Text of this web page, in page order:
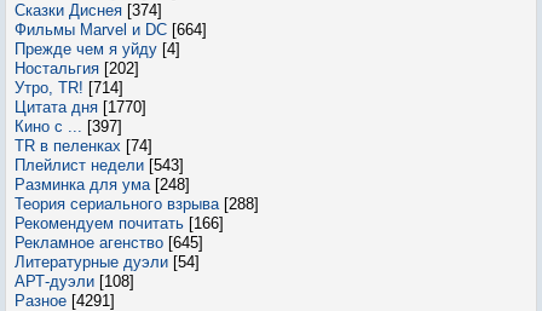
Сказки Диснея [374]
Фильмы Marvel и DC [664]
Прежде чем я уйду [4]
Ностальгия [202]
Утро, TR! [714]
Цитата дня [1770]
Кино с ... [397]
TR в пеленках [74]
Плейлист недели [543]
Разминка для ума [248]
Теория сериального взрыва [288]
Рекомендуем почитать [166]
Рекламное агенство [645]
Литературные дуэли [54]
АРТ-дуэли [108]
Разное [4291]